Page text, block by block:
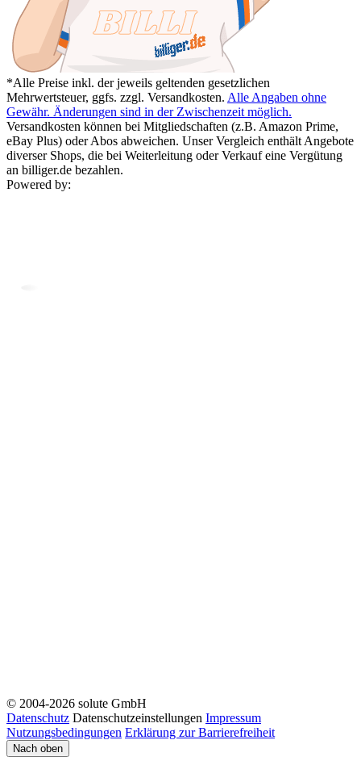
*Alle Preise inkl. der jeweils geltenden gesetzlichen
Mehrwertsteuer, ggfs. zzgl. Versandkosten. Alle Angaben ohne
Gewähr. Änderungen sind in der Zwischenzeit möglich.
Versandkosten können bei Mitgliedschaften (z.B. Amazon Prime,
eBay Plus) oder Abos abweichen. Unser Vergleich enthält Angebote
diverser Shops, die bei Weiterleitung oder Verkauf eine Vergütung
an billiger.de bezahlen.
Powered by:
© 2004-2026 solute GmbH
Datenschutz Datenschutzeinstellungen Impressum
Nutzungsbedingungen Erklärung zur Barrierefreiheit
Nach oben